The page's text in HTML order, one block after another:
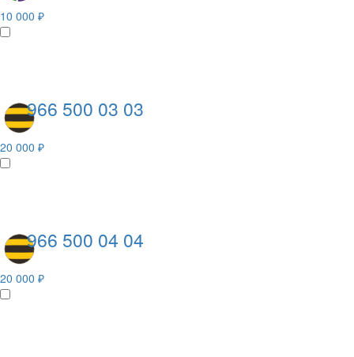
10 000 ₽
966 500 03 03
20 000 ₽
966 500 04 04
20 000 ₽